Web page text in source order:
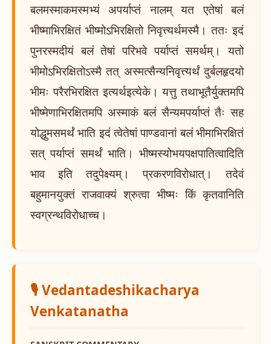
बलमस्माकमस्मभ्यं अपर्याप्तं नालम् यत एतेषां बलं
भीष्माभिरक्षितं भीष्मोऽभिरक्षितो निवृत्त्यर्थमस्मै। ततः इदं
पुनरस्मदीयं बलं तेषां परिभवे पर्याप्तं समर्थम्। यतो
भीमोऽभिरक्षितोऽस्मै तत् अस्मत्सैन्यनिवृत्त्यर्थं दुर्बलहृदयो
भीमः परैरभिरक्षित इत्यर्थइत्येके। यत्तु तथाभूतैर्युक्तमपि
भीष्मेणाभिरक्षितमपि अस्माकं बलं सैन्यमपर्याप्तं तैः सह
योद्धुमसमर्थं भाति इदं त्वेतेषां पाण्डवानां बलं भीमाभिरक्षितं
सत् पर्याप्तं समर्थं भाति। भीष्मस्योभयपक्षपातित्वादिति
भाव इति तदुपेक्ष्यम्। प्रकरणविरोधात्। तदेवं
बहुमानयुक्तं राजवाक्यं श्रुत्वा भीष्मः किं कृतवानिति
स्वग्रन्थविरोधाच्च।
🎙️ Vedantadeshikacharya
Venkatanatha